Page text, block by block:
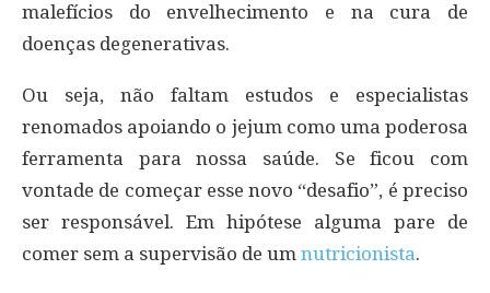
malefícios do envelhecimento e na cura de
doenças degenerativas.
Ou seja, não faltam estudos e especialistas
renomados apoiando o jejum como uma poderosa
ferramenta para nossa saúde. Se ficou com
vontade de começar esse novo “desafio”, é preciso
ser responsável. Em hipótese alguma pare de
comer sem a supervisão de um nutricionista.